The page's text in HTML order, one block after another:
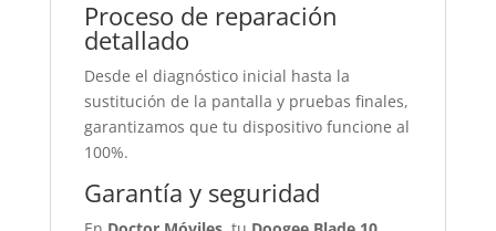
Proceso de reparación
detallado
Desde el diagnóstico inicial hasta la
sustitución de la pantalla y pruebas finales,
garantizamos que tu dispositivo funcione al
100%.
Garantía y seguridad